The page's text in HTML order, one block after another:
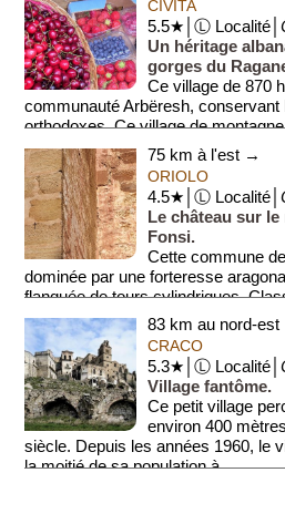
CIVITA
5.5★│Ⓛ Localité│
Un héritage
gorges du
Ce village de 870
communauté Arbëresh, conservant
orthodoxes. Ce village de
75 km à l'est →
ORIOLO
4.5★│Ⓛ Localité│
Le château sur
Fonsi.
Cette commune
dominée par une forteresse
flanquée de tours cylindriques.
83 km au nord-est
CRACO
5.3★│Ⓛ Localité│
Village fantôme.
Ce petit village
environ 400
siècle. Depuis les années 1960, le
la moitié de sa population à ...